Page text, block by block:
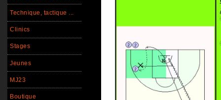
Technique, tactique ...
Clinics
Stages
Jeunes
MJ23
Boutique